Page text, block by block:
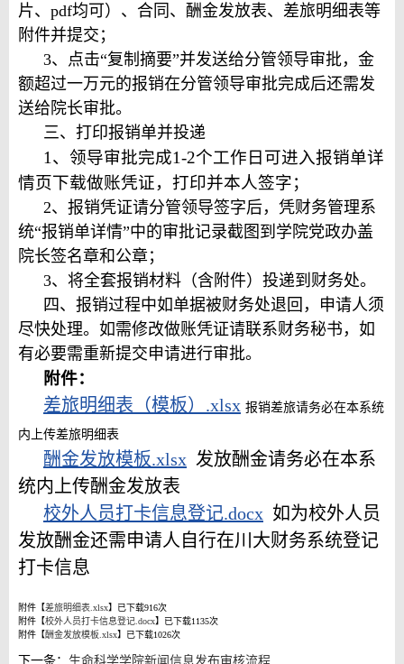
片、pdf均可）、合同、酬金发放表、差旅明细表等
附件并提交；
3、点击“复制摘要”并发送给分管领导审批，金
额超过一万元的报销在分管领导审批完成后还需发
送给院长审批。
三、打印报销单并投递
1、领导审批完成1-2个工作日可进入报销单详
情页下载做账凭证，打印并本人签字；
2、报销凭证请分管领导签字后，凭财务管理系
统“报销单详情”中的审批记录截图到学院党政办盖
院长签名章和公章；
3、将全套报销材料（含附件）投递到财务处。
四、报销过程中如单据被财务处退回，申请人须
尽快处理。如需修改做账凭证请联系财务秘书，如
有必要需重新提交申请进行审批。
附件：
差旅明细表（模板）.xlsx 报销差旅请务必在本系统
内上传差旅明细表
酬金发放模板.xlsx 发放酬金请务必在本系
统内上传酬金发放表
校外人员打卡信息登记.docx 如为校外人员
发放酬金还需申请人自行在川大财务系统登记
打卡信息
附件【差旅明细表.xlsx】已下载916次
附件【校外人员打卡信息登记.docx】已下载1135次
附件【酬金发放模板.xlsx】已下载1026次
下一条： 生命科学学院新闻信息发布审核流程